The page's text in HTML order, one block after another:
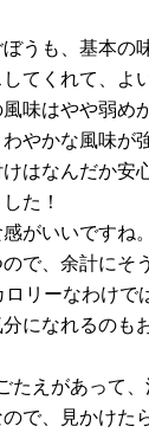
うも、基本の
てくれて、よ
味はやや弱め
わやかな風味
はなんだか安
た！
がいいですね
で、余計にそ
リーなわけで
になれるのも
たえがあって
で、見かけた